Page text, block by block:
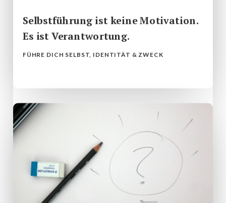
Selbstführung ist keine Motivation.
Es ist Verantwortung.
FÜHRE DICH SELBST IDENTITÄT & ZWECK